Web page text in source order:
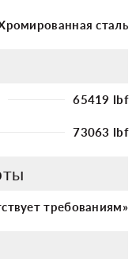
сталь
65419 lbf
73063 lbf
требованиям»